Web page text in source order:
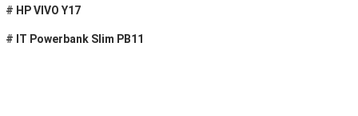
# HP VIVO Y17
# IT Powerbank Slim PB11